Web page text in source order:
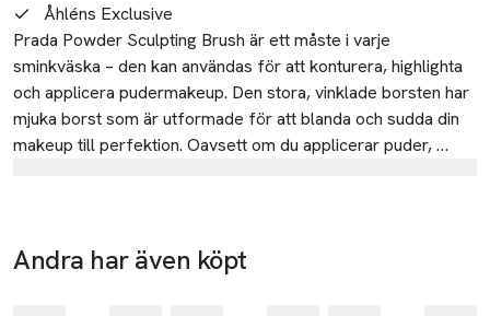
Beskrivning
Åhléns Exclusive
Prada Powder Sculpting Brush är ett måste i varje
sminkväska – den kan användas för att konturera, highlighta
och applicera pudermakeup. Den stora, vinklade borsten har
mjuka borst som är utformade för att blanda och sudda din
makeup till perfektion. Oavsett om du applicerar puder,
sofistikerad makeup med en elegant, mejslad finish.
14
rue Royale
Andra har även köpt